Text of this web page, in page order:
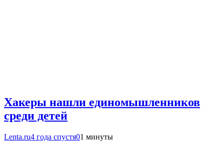
Хакеры нашли единомышленников
среди детей
Lenta.ru4 года спустя01 минуты